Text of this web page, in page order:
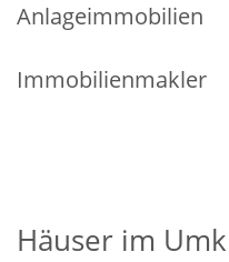
Anlageimmobilien
Immobilienmakler
Häuser im